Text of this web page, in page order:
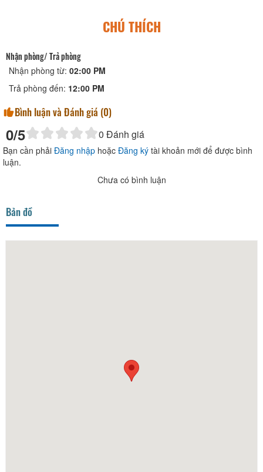
CHÚ THÍCH
Nhận phòng/ Trả phòng
Nhận phòng từ: 02:00 PM
Trả phòng đến: 12:00 PM
Bình luận và Đánh giá (0)
0/5 0 Đánh giá
Bạn cần phải Đăng nhập hoặc Đăng ký tài khoản mới để được bình
luận.
Chưa có bình luận
Bản đồ